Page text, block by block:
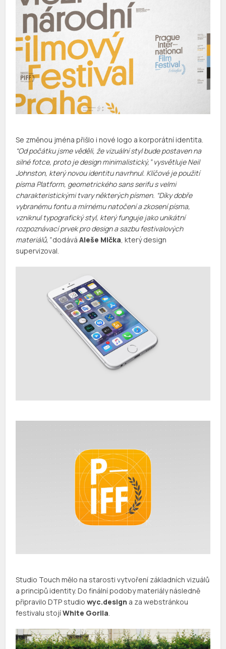
Se změnou jména přišlo i nové logo a korporátní identita.
“Od počátku jsme věděli, že vizuální styl bude postaven na
silné fotce, proto je design minimalistický,” vysvětluje Neil
Johnston, který novou identitu navrhnul. Klíčové je použití
písma Platform, geometrického sans serifu s velmi
charakteristickými tvary některých písmen. “Díky dobře
vybranému fontu a mírnému natočení a zkosení písma,
vzniknul typografický styl, který funguje jako unikátní
rozpoznávací prvek pro design a sazbu festivalových
materiálů,”dodáváAleše Mička, který design
supervizoval.
Studio Touch mělo na starosti vytvoření základních vizuálů
a principů identity. Do finální podoby materiály následně
připravilo DTP studiowyc.design a za webstránkou
festivalu stojíWhite Gorila.